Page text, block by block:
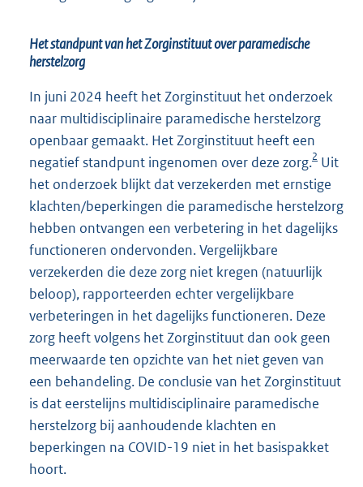
Het standpunt van het Zorginstituut over paramedische
herstelzorg
In juni 2024 heeft het Zorginstituut het onderzoek
naar multidisciplinaire paramedische herstelzorg
openbaar gemaakt. Het Zorginstituut heeft een
negatief standpunt ingenomen over deze zorg.2 Uit
het onderzoek blijkt dat verzekerden met ernstige
klachten/beperkingen die paramedische herstelzorg
hebben ontvangen een verbetering in het dagelijks
functioneren ondervonden. Vergelijkbare
verzekerden die deze zorg niet kregen (natuurlijk
beloop), rapporteerden echter vergelijkbare
verbeteringen in het dagelijks functioneren. Deze
zorg heeft volgens het Zorginstituut dan ook geen
meerwaarde ten opzichte van het niet geven van
een behandeling. De conclusie van het Zorginstituut
is dat eerstelijns multidisciplinaire paramedische
herstelzorg bij aanhoudende klachten en
beperkingen na COVID-19 niet in het basispakket
hoort.